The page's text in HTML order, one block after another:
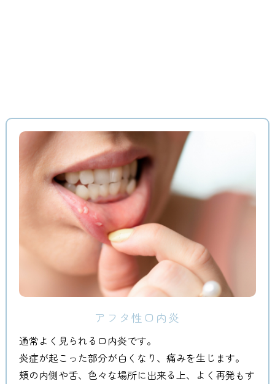
アフタ性口内炎
通常よく見られる口内炎です。
炎症が起こった部分が白くなり、痛みを生じます。
頬の内側や舌、色々な場所に出来る上、よく再発もす